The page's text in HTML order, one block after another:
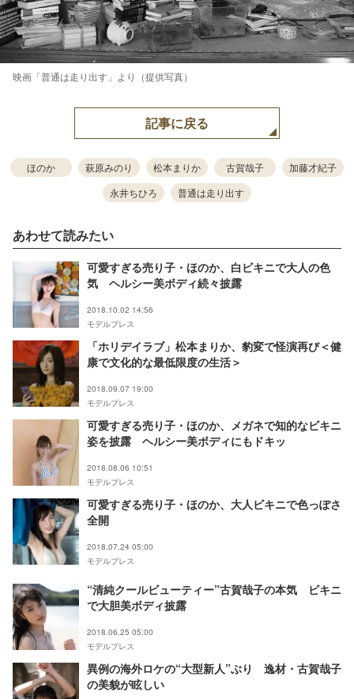
映画「普通は走り出す」より（提供写真）
記事に戻る
ほのか 萩原みのり 松本まりか 古賀哉子
加藤才紀子
永井ちひろ
普通は走り出す
あわせて読みたい
可愛すぎる売り子・ほのか、白ビキニで大人の色
気 ヘルシー美ボディ続々披露
2018.10.02 14:56
モデルプレス
「ホリデイラブ」松本まりか、豹変で怪演再び＜健
康で文化的な最低限度の生活＞
2018.09.07 19:00
モデルプレス
可愛すぎる売り子・ほのか、メガネで知的なビキニ
姿を披露 ヘルシー美ボディにもドキッ
2018.08.06 10:51
モデルプレス
可愛すぎる売り子・ほのか、大人ビキニで色っぽさ
全開
2018.07.24 05:00
モデルプレス
“清純クールビューティー”古賀哉子の本気 ビキニ
で大胆美ボディ披露
2018.06.25 05:00
モデルプレス
異例の海外ロケの“大型新人”ぶり 逸材・古賀哉子
の美貌が眩しい